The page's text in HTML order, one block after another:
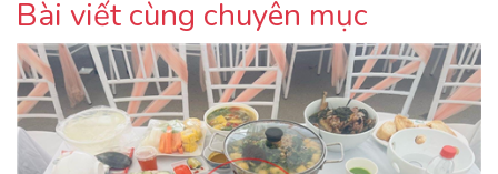
Bài viết cùng chuyên mục